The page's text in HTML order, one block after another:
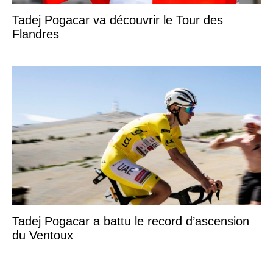
Tadej Pogacar va découvrir le Tour des
Flandres
Tadej Pogacar a battu le record d’ascension
du Ventoux